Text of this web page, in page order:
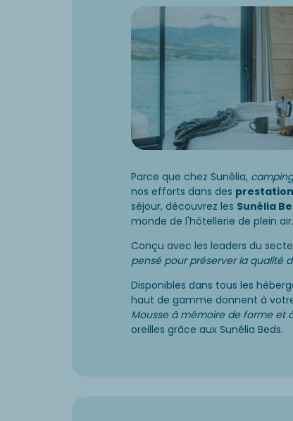
Parce que chez Sunêlia,
nos efforts dans des
séjour, découvrez les Sunêlia
monde de l'hôtellerie de plein air.
Conçu avec les leaders du
pensé pour préserver la qualité
Disponibles dans tous les
haut de gamme donnent à
Mousse à mémoire de forme et
oreilles grâce aux Sunêlia Beds.